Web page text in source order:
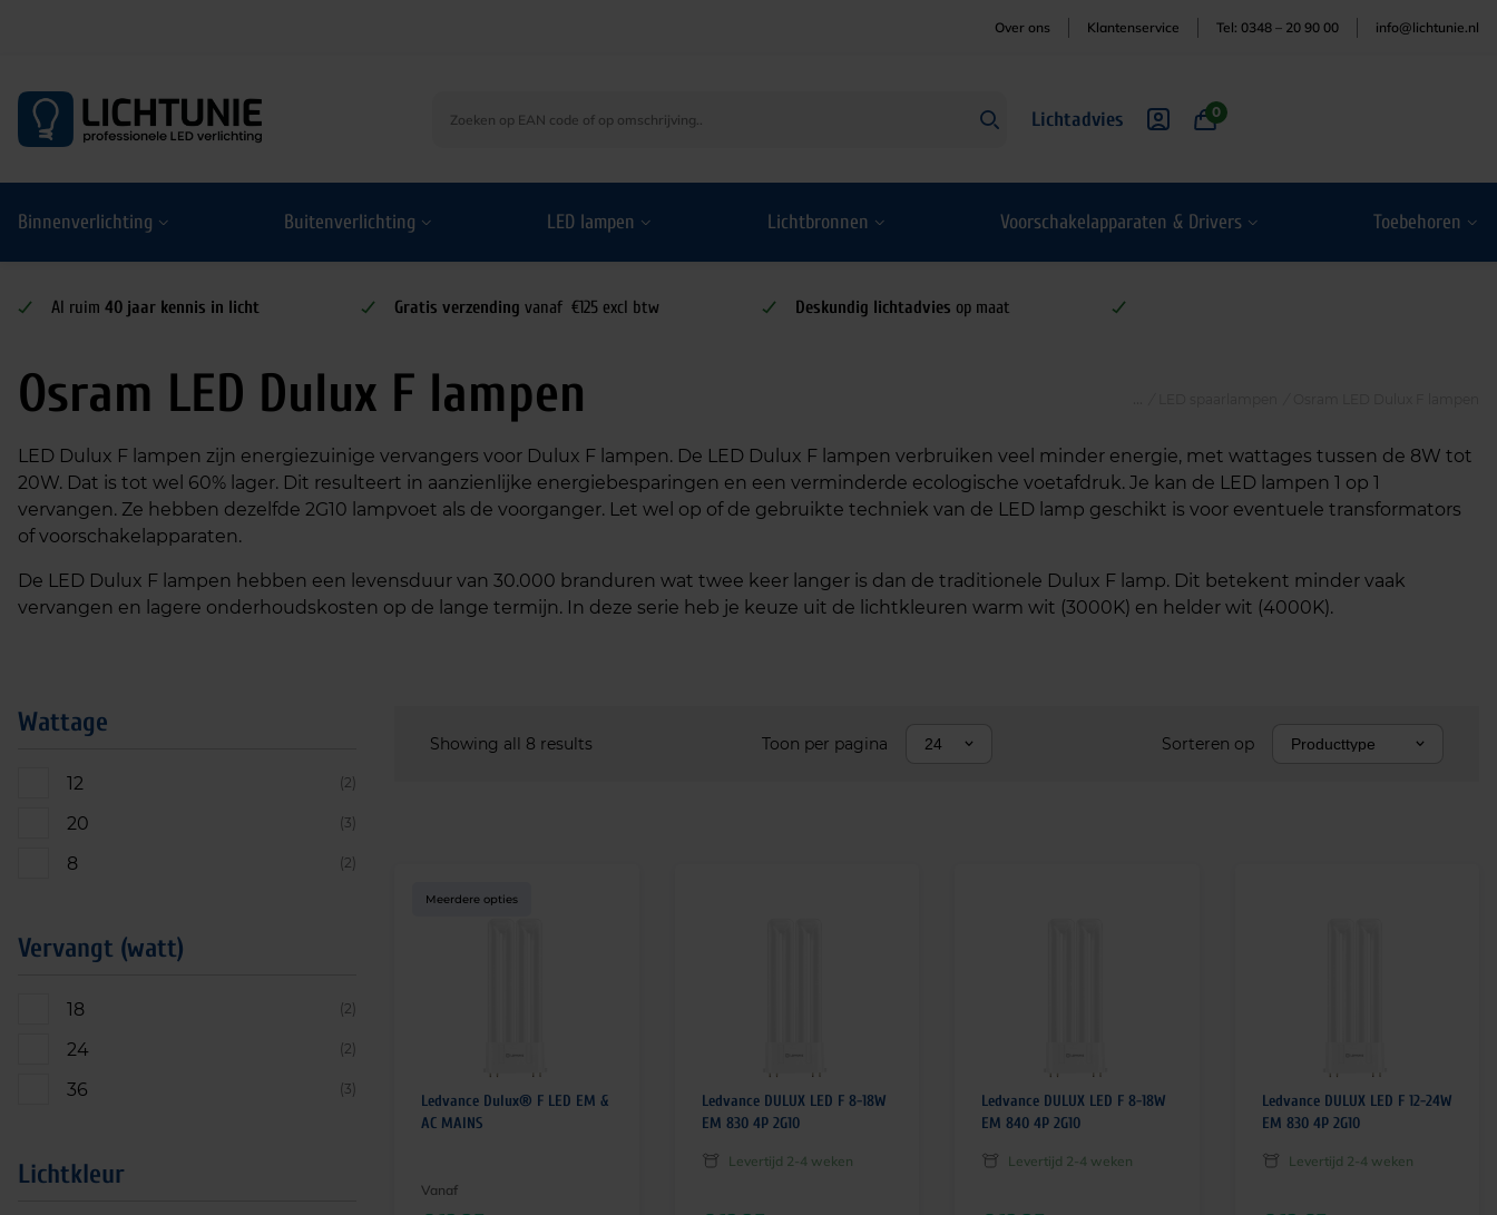
Over ons Klantenservice Tel: 0348 – 20 90 00 info@lichtunie.nl
Lichtadvies 0
Binnenverlichting Buitenverlichting LED lampen Lichtbronnen Voorschakelapparaten & Drivers Toebehoren
Al ruim 40 jaar kennis in licht Gratis verzending vanaf €125 excl btw Deskundig lichtadvies op maat
Osram LED Dulux F lampen
LED Dulux F lampen zijn energiezuinige vervangers voor Dulux F lampen. De LED Dulux F lampen verbruiken veel minder energie, met wattages tussen de 8W tot
20W. Dat is tot wel 60% lager. Dit resulteert in aanzienlijke energiebesparingen en een verminderde ecologische voetafdruk. Je kan de LED lampen 1 op 1
vervangen. Ze hebben dezelfde 2G10 lampvoet als de voorganger. Let wel op of de gebruikte techniek van de LED lamp geschikt is voor eventuele transformators
of voorschakelapparaten.
De LED Dulux F lampen hebben een levensduur van 30.000 branduren wat twee keer langer is dan de traditionele Dulux F lamp. Dit betekent minder vaak
vervangen en lagere onderhoudskosten op de lange termijn. In deze serie heb je keuze uit de lichtkleuren warm wit (3000K) en helder wit (4000K).
Wattage
12 (2)
20 (3)
8 (2)
Vervangt (watt)
18 (2)
24 (2)
36 (3)
Lichtkleur
Showing all 8 results Toon per pagina 24 Sorteren op Producttype
Meerdere opties
Ledvance Dulux® F LED EM &
AC MAINS
Vanaf
Ledvance DULUX LED F 8-18W
EM 830 4P 2G10
Levertijd 2-4 weken
Ledvance DULUX LED F 8-18W
EM 840 4P 2G10
Levertijd 2-4 weken
Ledvance DULUX LED F 12-24W
EM 830 4P 2G10
Levertijd 2-4 weken